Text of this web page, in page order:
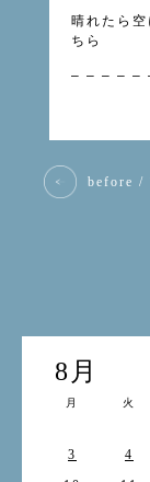
晴れたら
ちら
– – – – –
before /
8月
月 火
3
4